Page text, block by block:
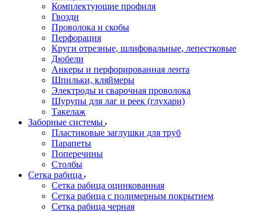
Комплектующие профиля
Гвозди
Проволока и скобы
Перфорация
Круги отрезные, шлифовальные, лепестковые
Дюбели
Анкеры и перфорированная лента
Шпильки, кляймеры
Электроды и сварочная проволока
Шурупы для лаг и реек (глухари)
Такелаж
Заборные системы
Пластиковые заглушки для труб
Парапеты
Поперечины
Столбы
Сетка рабица
Сетка рабица оцинкованная
Сетка рабица с полимерным покрытием
Сетка рабица черная